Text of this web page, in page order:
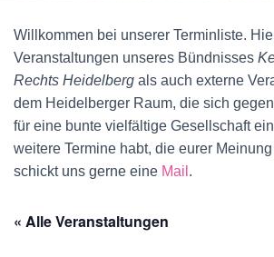
Willkommen bei unserer Terminliste.
Veranstaltungen unseres Bündnisses
Rechts Heidelberg als auch externe
dem Heidelberger Raum, die sich
für eine bunte vielfältige Gesellschaft
weitere Termine habt, die eurer
schickt uns gerne eine Mail .
« Alle Veranstaltungen